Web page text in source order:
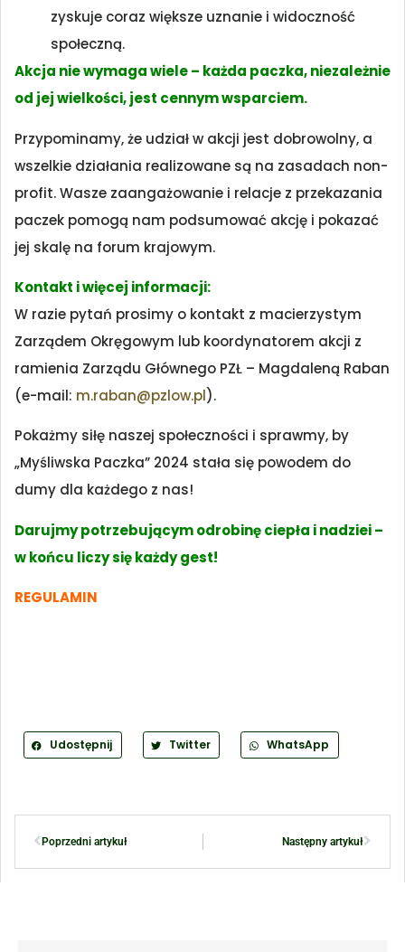
zyskuje coraz większe uznanie i widoczność
społeczną.
Akcja nie wymaga wiele – każda paczka, niezależnie
od jej wielkości, jest cennym wsparciem.
Przypominamy, że udział w akcji jest dobrowolny, a
wszelkie działania realizowane są na zasadach non-
profit. Wasze zaangażowanie i relacje z przekazania
paczek pomogą nam podsumować akcję i pokazać
jej skalę na forum krajowym.
Kontakt i więcej informacji:
W razie pytań prosimy o kontakt z macierzystym
Zarządem Okręgowym lub koordynatorem akcji z
ramienia Zarządu Głównego PZŁ – Magdaleną Raban
(e-mail: m.raban@pzlow.pl).
Pokażmy siłę naszej społeczności i sprawmy, by
„Myśliwska Paczka” 2024 stała się powodem do
dumy dla każdego z nas!
Darujmy potrzebującym odrobinę ciepła i nadziei –
w końcu liczy się każdy gest!
REGULAMIN
Udostępnij Twitter WhatsApp
Poprzedni artykuł Następny artykuł